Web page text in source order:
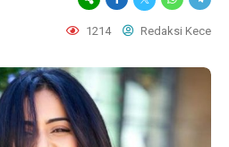
1214 Redaksi Kece